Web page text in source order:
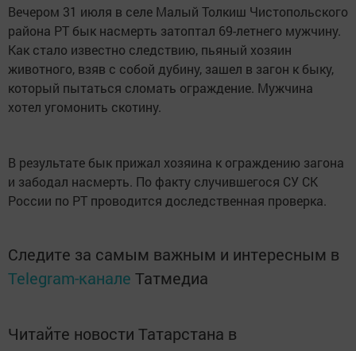
Вечером 31 июля в селе Малый Толкиш Чистопольского
района РТ бык насмерть затоптал 69-летнего мужчину.
Как стало известно следствию, пьяный хозяин
животного, взяв с собой дубину, зашел в загон к быку,
который пытаться сломать ограждение. Мужчина
хотел угомонить скотину.
В результате бык прижал хозяина к ограждению загона
и забодал насмерть. По факту случившегося СУ СК
России по РТ проводится доследственная проверка.
Следите за самым важным и интересным в
Telegram-канале Татмедиа
Читайте новости Татарстана в